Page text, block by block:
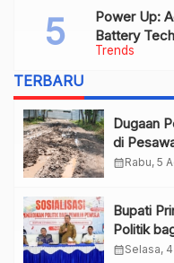
Trends
Power Up:
Battery
TERBARU
Dugaan
di
calendar_monthRabu, 5
Bupati
Politik
calendar_monthSelasa,